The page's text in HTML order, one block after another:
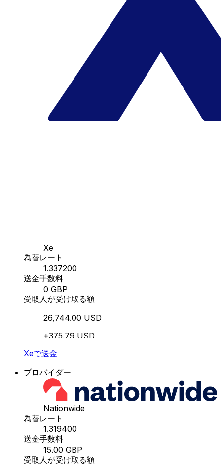
Xe
為替レート
1.337200
送金手数料
0 GBP
受取人が受け取る額
26,744.00 USD
+375.79 USD
Xeで送金
プロバイダー
Nationwide
為替レート
1.319400
送金手数料
15.00 GBP
受取人が受け取る額